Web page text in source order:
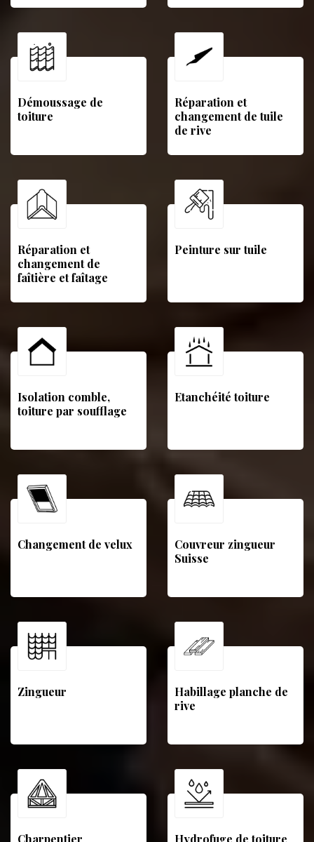
Démoussage de
toiture
Réparation et
changement de tuile
de rive
Réparation et
changement de
faîtière et faîtage
Peinture sur tuile
Isolation comble,
toiture par soufflage
Etanchéité toiture
Changement de velux
Couvreur zingueur
Suisse
Zingueur
Habillage planche de
rive
Charpentier Hydrofuge de toiture